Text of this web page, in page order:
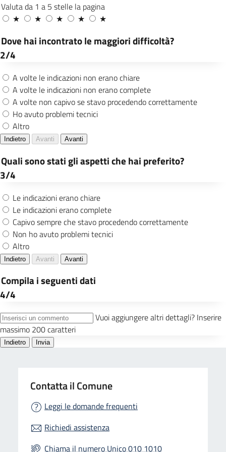
Contatta il Comune
Leggi le domande frequenti
Richiedi assistenza
Chiama il numero Unico 010 1010